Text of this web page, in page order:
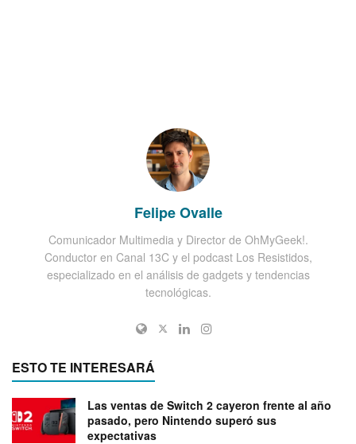
Felipe Ovalle
Comunicador Multimedia y Director de OhMyGeek!.
Conductor en Canal 13C y el podcast Los Resistidos,
especializado en el análisis de gadgets y tendencias
tecnológicas.
ESTO TE INTERESARÁ
Las ventas de Switch 2 cayeron frente al año
pasado, pero Nintendo superó sus
expectativas